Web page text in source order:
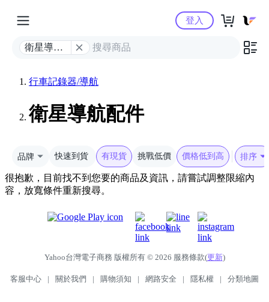
Yahoo購物中心
衛星導航
登入
行車記錄器/導航
衛星導航配件
品牌 快速到貨 有現貨 挑戰低價 價格低到高 排序
很抱歉，目前找不到您要的商品及資訊，請嘗試調整限縮內
容，放寬條件重新搜尋。
Yahoo台灣電子商務 版權所有 © 2026 服務條款(更新)
客服中心 | 關於我們 | 購物須知 | 網路安全 | 隱私權 | 分類地圖